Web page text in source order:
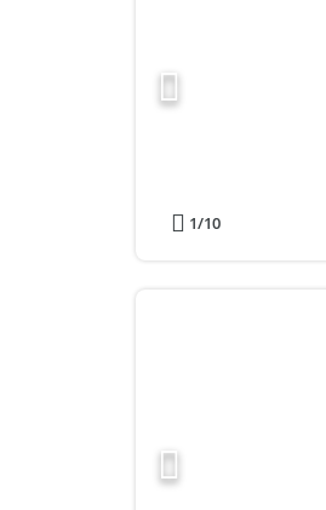
1/10